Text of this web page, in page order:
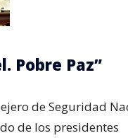
Pobre Paz”
de Seguridad
de los presidentes